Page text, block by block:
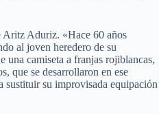
Aritz Aduriz. «Hace 60 años
al joven heredero de su
una camiseta a franjas rojiblancas,
que se desarrollaron en ese
su improvisada equipación